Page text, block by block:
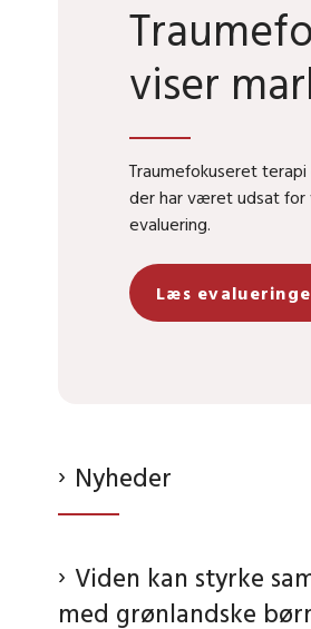
viser
Traumefokuseret
der har været udsat for
evaluering.
Læs
Nyheder
Viden kan styrke
med grønlandske